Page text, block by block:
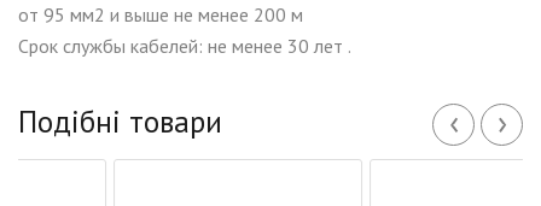
от 95 мм2 и выше не менее 200 м
Срок службы кабелей: не менее 30 лет .
Подібні товари ‹ ›